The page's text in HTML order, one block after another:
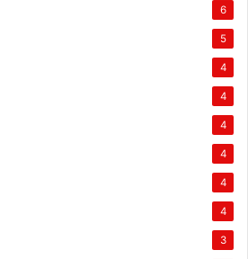
6
5
4
4
4
4
4
4
3